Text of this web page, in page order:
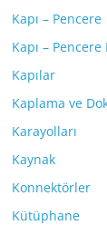
Kapı – Pencere
Kapı – Pencere
Kapılar
Kaplama ve
Karayolları
Kaynak
Konnektörler
Kütüphane